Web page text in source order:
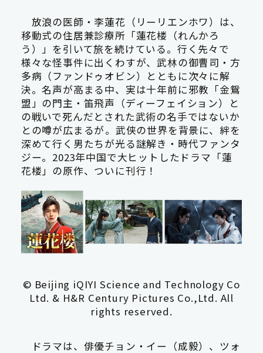
放浪の医師・李蓮花（リーリエンホワ）は、
移動式の住居兼診療所「蓮花楼（れんかろ
う）」を引いて旅を続けている。行く先々で
様々な怪事件に出くわすが、武林の御曹司・方
多病（ファンドゥオビン）とともに次々に解
決。名声が高まる中、実は十年前に邪教「金鴛
盟」の門主・笛飛声（ディーフェイション）と
の戦いで死んだとされた武術の名手ではないか
との噂が広まるが――。武侠の世界を背景に、絆を
深めて行く男たちが光る謎解き・時代ファンタ
ジー。2023年中国で大ヒットしたドラマ「蓮
花楼」の原作、ついに刊行！
© Beijing iQIYI Science and Technology Co
Ltd. & H&R Century Pictures Co.,Ltd. All
rights reserved.
ドラマは、俳優チョン・イー（成毅）、ツォ